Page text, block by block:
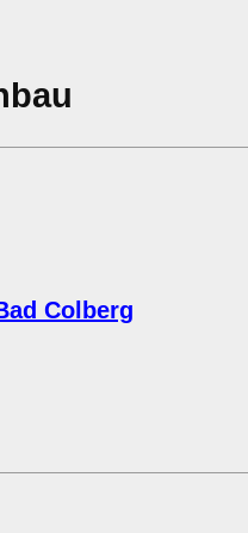
Colberg